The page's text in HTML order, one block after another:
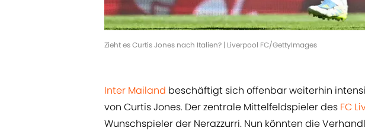
Zieht es Curtis Jones nach Italien? | Liverpool FC/GettyImages
Inter Mailand beschäftigt sich offenbar weiterhin
von Curtis Jones. Der zentrale Mittelfeldspieler des FC
Wunschspieler der Nerazzurri. Nun könnten die